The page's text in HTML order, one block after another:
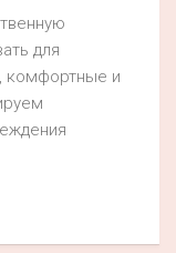
для
комфортные и